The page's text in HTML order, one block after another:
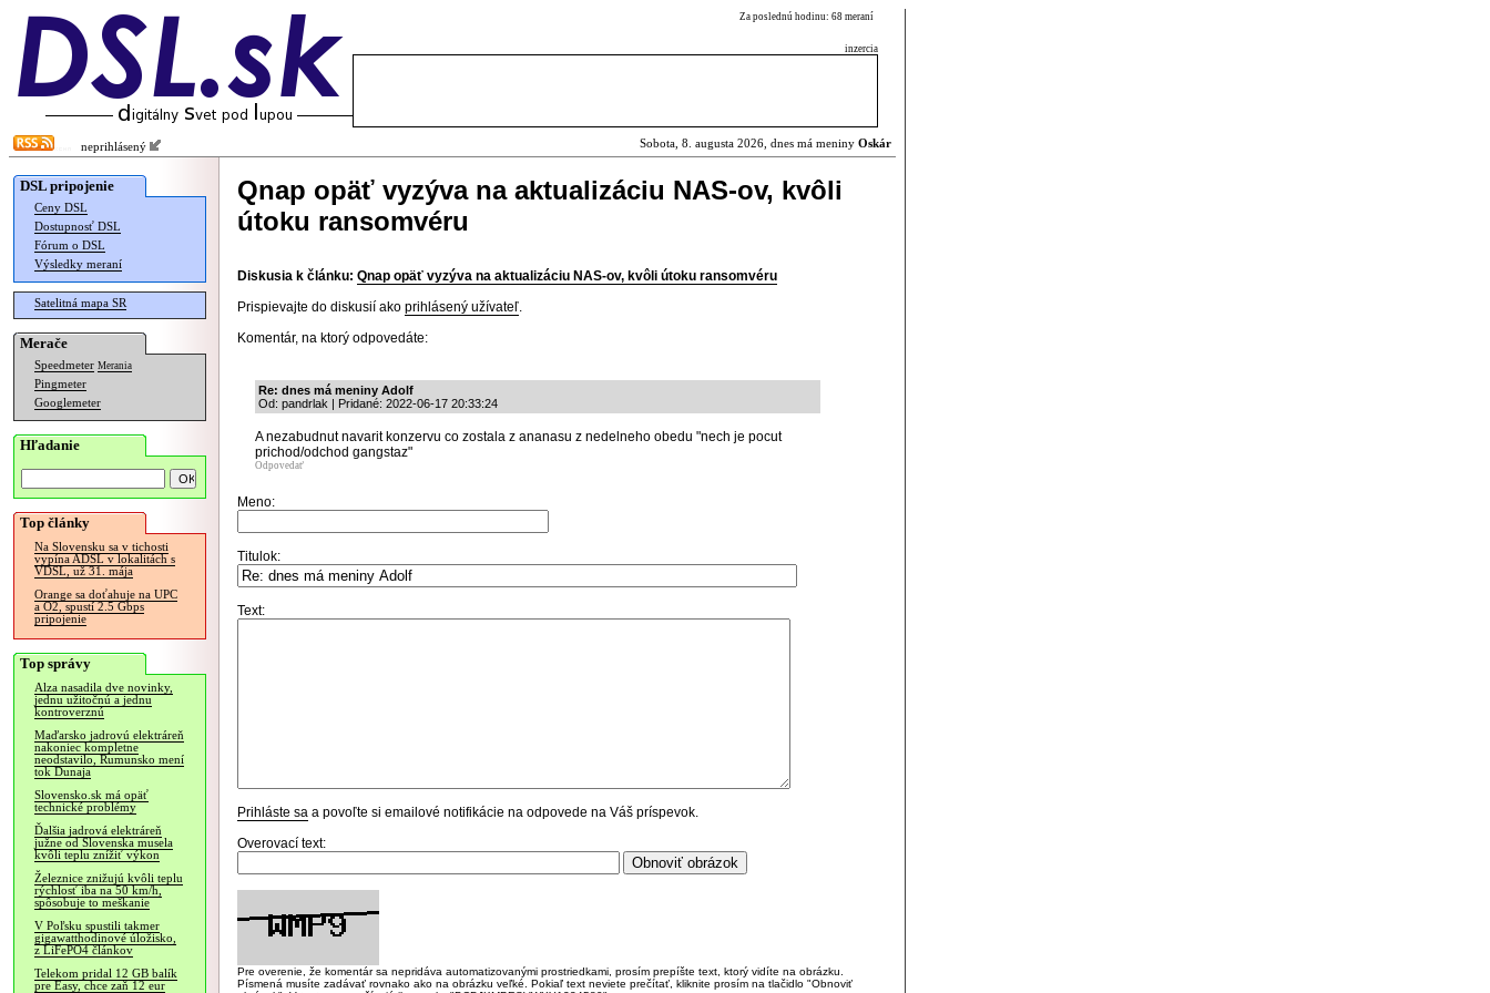
Za poslednú hodinu: 68 meraní
inzercia
neprihlásený Sobota, 8. augusta 2026, dnes má meniny Oskár
DSL pripojenie
Ceny DSL
Dostupnosť DSL
Fórum o DSL
Výsledky meraní
Satelitná mapa SR
Merače
Speedmeter Merania
Pingmeter
Googlemeter
Hľadanie
Top články
Na Slovensku sa v tichosti
vypína ADSL v lokalitách s
VDSL, už 31. mája
Orange sa doťahuje na UPC
a O2, spustí 2.5 Gbps
pripojenie
Top správy
Alza nasadila dve novinky,
jednu užitočnú a jednu
kontroverznú
Maďarsko jadrovú elektráreň
nakoniec kompletne
neodstavilo, Rumunsko mení
tok Dunaja
Slovensko.sk má opäť
technické problémy
Ďalšia jadrová elektráreň
južne od Slovenska musela
kvôli teplu znížiť výkon
Železnice znižujú kvôli teplu
rýchlosť iba na 50 km/h,
spôsobuje to meškanie
V Poľsku spustili takmer
gigawatthodinové úložisko,
z LiFePO4 článkov
Telekom pridal 12 GB balík
pre Easy, chce zaň 12 eur
Qnap opäť vyzýva na aktualizáciu NAS-ov, kvôli
útoku ransomvéru
Diskusia k článku: Qnap opäť vyzýva na aktualizáciu NAS-ov, kvôli útoku ransomvéru
Prispievajte do diskusií ako prihlásený užívateľ.
Komentár, na ktorý odpovedáte:
Re: dnes má meniny Adolf
Od: pandrlak | Pridané: 2022-06-17 20:33:24
A nezabudnut navarit konzervu co zostala z ananasu z nedelneho obedu "nech je pocut
prichod/odchod gangstaz"
Odpovedať
Meno:
Titulok:
Text:
Prihláste sa a povoľte si emailové notifikácie na odpovede na Váš príspevok.
Overovací text:
Pre overenie, že komentár sa nepridáva automatizovanými prostriedkami, prosím prepíšte text, ktorý vidíte na obrázku.
Písmená musíte zadávať rovnako ako na obrázku veľké. Pokiaľ text neviete prečítať, kliknite prosím na tlačidlo "Obnoviť